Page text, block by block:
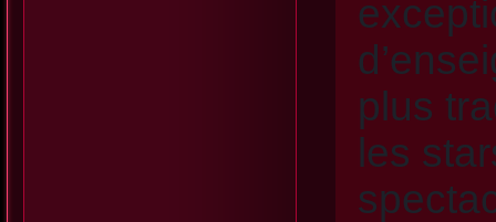
plus
les